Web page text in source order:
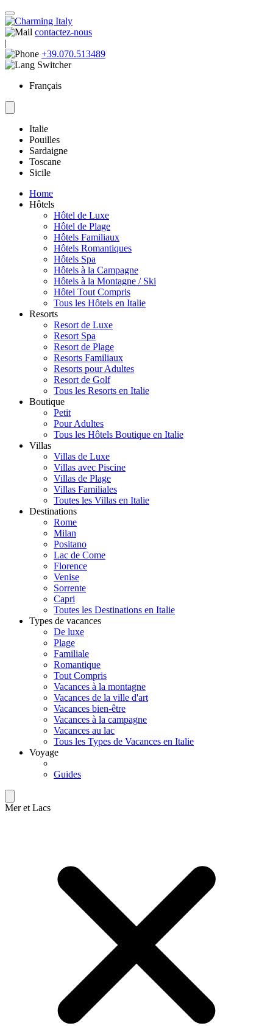
contactez-nous
|
+39.070.513489
Français
Italie
Pouilles
Sardaigne
Toscane
Sicile
Home
Hôtels
Hôtel de Luxe
Hôtel de Plage
Hôtels Familiaux
Hôtels Romantiques
Hôtels Spa
Hôtels à la Campagne
Hôtels à la Montagne / Ski
Hôtel Tout Compris
Tous les Hôtels en Italie
Resorts
Resort de Luxe
Resort Spa
Resort de Plage
Resorts Familiaux
Resorts pour Adultes
Resort de Golf
Tous les Resorts en Italie
Boutique
Petit
Pour Adultes
Tous les Hôtels Boutique en Italie
Villas
Villas de Luxe
Villas avec Piscine
Villas de Plage
Villas Familiales
Toutes les Villas en Italie
Destinations
Rome
Milan
Positano
Lac de Come
Florence
Venise
Sorrente
Capri
Toutes les Destinations en Italie
Types de vacances
De luxe
Plage
Familiale
Romantique
Tout Compris
Vacances à la montagne
Vacances de la ville d'art
Vacances bien-être
Vacances à la campagne
Vacances au lac
Tous les Types de Vacances en Italie
Voyage
Guides
Mer et Lacs